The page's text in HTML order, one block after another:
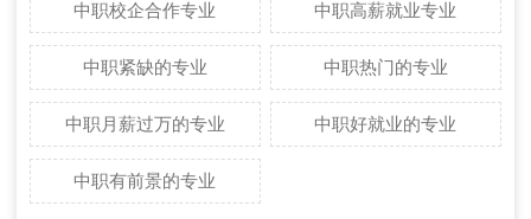
中职校企合作专业 中职高薪就业专业
中职紧缺的专业 中职热门的专业
中职月薪过万的专业 中职好就业的专业
中职有前景的专业